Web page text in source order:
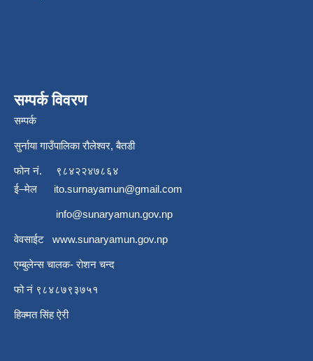
सम्पर्क विवरण
सम्पर्क
सुर्नाया गाउँपालिका रौलेश्वर, बैतडी
फोन नं.
९८४२२४७८६४
ई–मेल ito.surnayamun@gmail.com
info@sunaryamun.gov.np
वेवसाईट www.sunaryamun.gov.np
एम्बुलेन्स चालक- रोशन चन्द
फो नं ९८४८७९३७५१
हिक्मत सिंह ऐरी